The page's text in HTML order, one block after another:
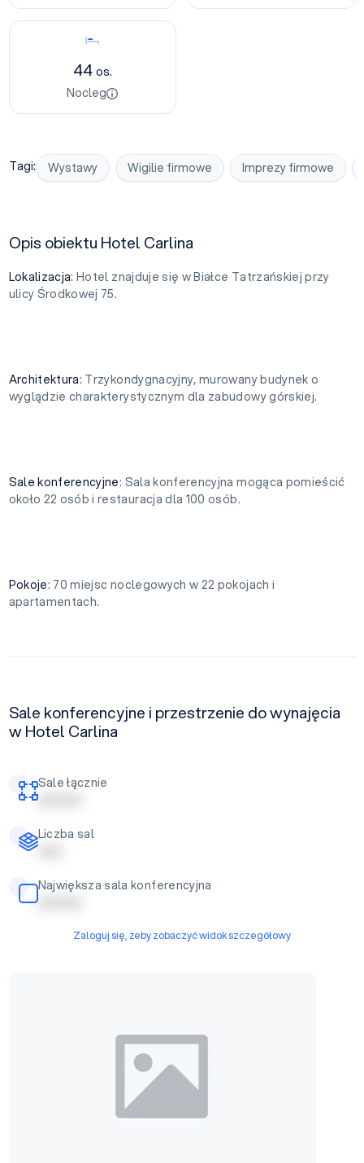
Nocleg
44os.
Nocleg
Tagi: Wystawy Wigilie firmowe Imprezy firmowe
Opis obiektu Hotel Carlina
Lokalizacja: Hotel znajduje się w Białce Tatrzańskiej przy
ulicy Środkowej 75.
Architektura: Trzykondygnacyjny, murowany budynek o
wyglądzie charakterystycznym dla zabudowy górskiej.
Sale konferencyjne: Sala konferencyjna mogąca pomieścić
około 22 osób i restauracja dla 100 osób.
Pokoje: 70 miejsc noclegowych w 22 pokojach i
apartamentach.
Sale konferencyjne i przestrzenie do wynajęcia
w Hotel Carlina
Sale łącznie
| | | | | | | | |
Liczba sal
| | | | |
Największa sala konferencyjna
| | | | | | | | |
Zaloguj się, żeby zobaczyć widok szczegółowy